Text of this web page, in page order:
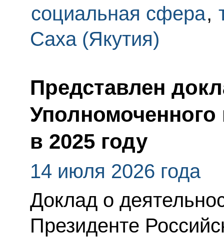
социальная сфера,
Саха (Якутия)
Представлен
Уполномоченного
в 2025 году
14 июля 2026 года
Доклад о
Президенте